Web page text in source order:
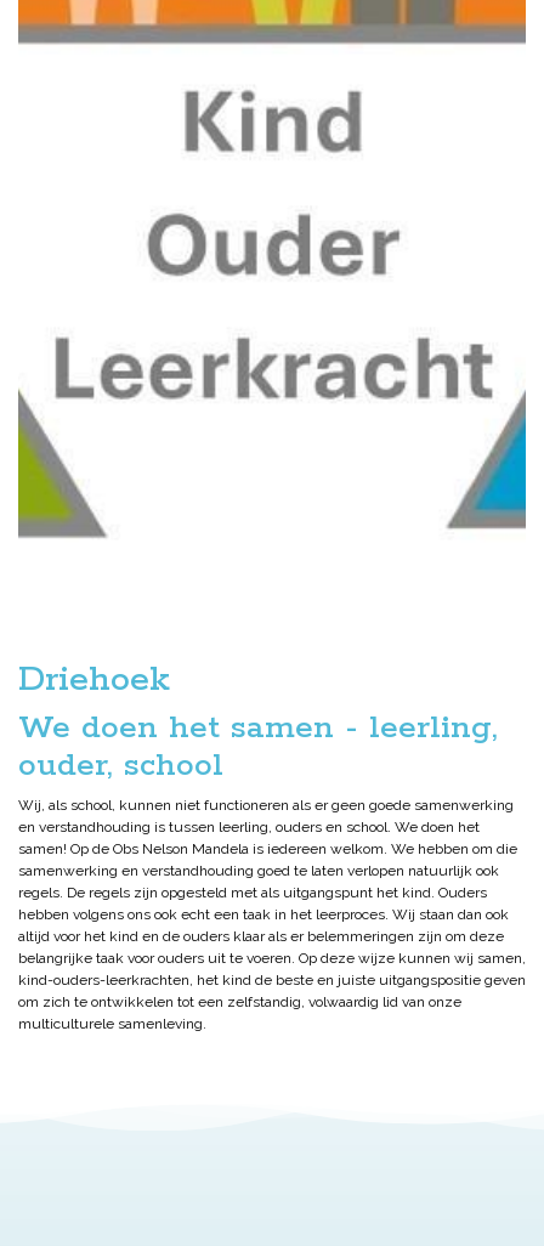
Driehoek
We doen het samen - leerling,
ouder, school
Wij, als school, kunnen niet functioneren als er geen goede samenwerking
en verstandhouding is tussen leerling, ouders en school. We doen het
samen! Op de Obs Nelson Mandela is iedereen welkom. We hebben om die
samenwerking en verstandhouding goed te laten verlopen natuurlijk ook
regels. De regels zijn opgesteld met als uitgangspunt het kind. Ouders
hebben volgens ons ook echt een taak in het leerproces. Wij staan dan ook
altijd voor het kind en de ouders klaar als er belemmeringen zijn om deze
belangrijke taak voor ouders uit te voeren. Op deze wijze kunnen wij samen,
kind-ouders-leerkrachten, het kind de beste en juiste uitgangspositie geven
om zich te ontwikkelen tot een zelfstandig, volwaardig lid van onze
multiculturele samenleving.